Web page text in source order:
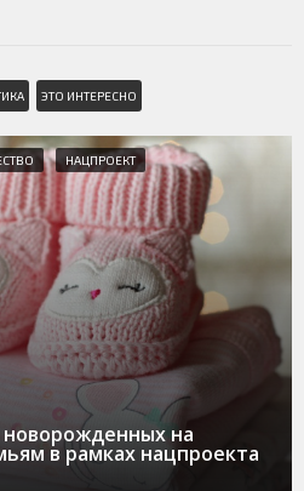
ЭТО ИНТЕРЕСНО
НАЦПРОЕКТ
на
в рамках нацпроекта